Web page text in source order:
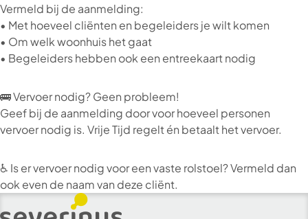
Vermeld bij de aanmelding:
• Met hoeveel cliënten en begeleiders je wilt komen
• Om welk woonhuis het gaat
• Begeleiders hebben ook een entreekaart nodig
🚌 Vervoer nodig? Geen probleem!
Geef bij de aanmelding door voor hoeveel personen
vervoer nodig is. Vrije Tijd regelt én betaalt het vervoer.
♿ Is er vervoer nodig voor een vaste rolstoel? Vermeld dan
ook even de naam van deze cliënt.